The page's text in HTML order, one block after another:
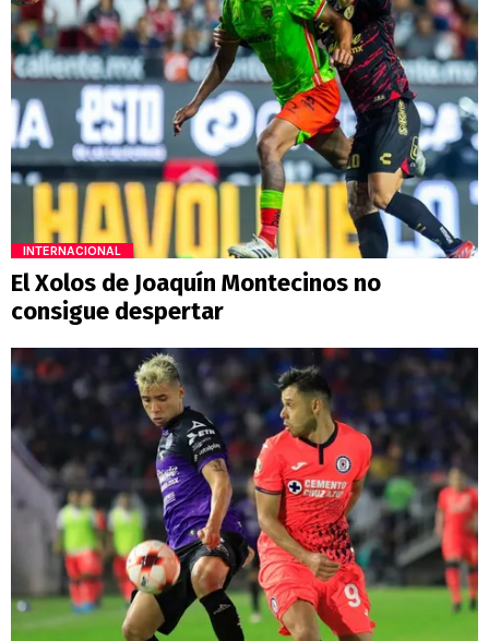
INTERNACIONAL
El Xolos de Joaquín Montecinos no
consigue despertar